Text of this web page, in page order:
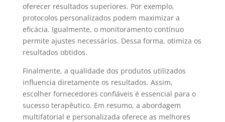
oferecer resultados superiores. Por exemplo,
protocolos personalizados podem maximizar a
eficácia. Igualmente, o monitoramento contínuo
permite ajustes necessários. Dessa forma, otimiza os
resultados obtidos.
Finalmente, a qualidade dos produtos utilizados
influencia diretamente os resultados. Assim,
escolher fornecedores confiáveis é essencial para o
sucesso terapêutico. Em resumo, a abordagem
multifatorial e personalizada oferece as melhores